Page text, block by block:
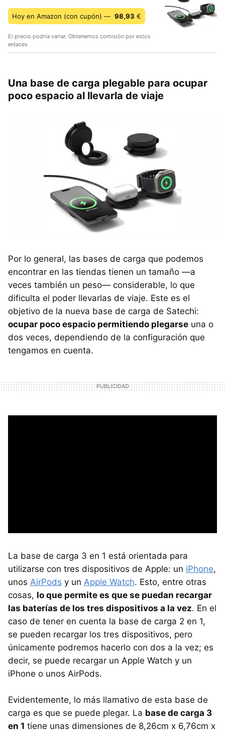
Hoy en Amazon (con cupón) — 98,93 €
El precio podría variar. Obtenemos comisión por estos
enlaces
Una base de carga plegable para ocupar
poco espacio al llevarla de viaje
Por lo general, las bases de carga que podemos
encontrar en las tiendas tienen un tamaño —a
veces también un peso— considerable, lo que
dificulta el poder llevarlas de viaje. Este es el
objetivo de la nueva base de carga de Satechi:
ocupar poco espacio permitiendo plegarse una o
dos veces, dependiendo de la configuración que
tengamos en cuenta.
La base de carga 3 en 1 está orientada para
utilizarse con tres dispositivos de Apple: un iPhone,
unos AirPods y un Apple Watch. Esto, entre otras
cosas, lo que permite es que se puedan recargar
las baterías de los tres dispositivos a la vez. En el
caso de tener en cuenta la base de carga 2 en 1,
se pueden recargar los tres dispositivos, pero
únicamente podremos hacerlo con dos a la vez; es
decir, se puede recargar un Apple Watch y un
iPhone o unos AirPods.
Evidentemente, lo más llamativo de esta base de
carga es que se puede plegar. La base de carga 3
en 1 tiene unas dimensiones de 8,26cm x 6,76cm x